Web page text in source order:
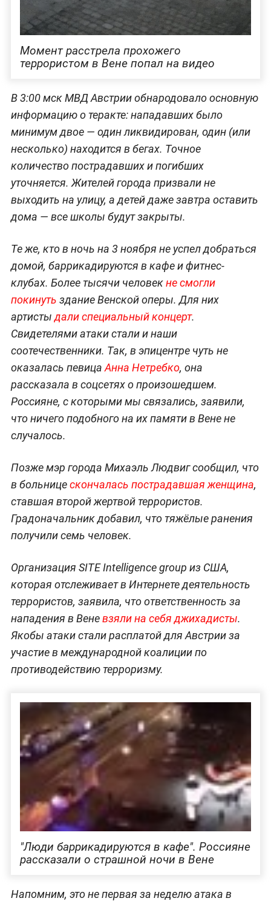
Момент расстрела прохожего
террористом в Вене попал на видео
В 3:00 мск МВД Австрии обнародовало основную
информацию о теракте: нападавших было
минимум двое — один ликвидирован, один (или
несколько) находится в бегах. Точное
количество пострадавших и погибших
уточняется. Жителей города призвали не
выходить на улицу, а детей даже завтра оставить
дома — все школы будут закрыты.
Те же, кто в ночь на 3 ноября не успел добраться
домой, баррикадируются в кафе и фитнес-
клубах. Более тысячи человекне смогли
покинуть здание Венской оперы. Для них
артистыдали специальный концерт.
Свидетелями атаки стали и наши
соотечественники. Так, в эпицентре чуть не
оказалась певица Анна Нетребко, она
рассказала в соцсетях о произошедшем.
Россияне, с которыми мы связались, заявили,
что ничего подобного на их памяти в Вене не
случалось.
Позже мэр города Михаэль Людвиг сообщил, что
в больницескончалась пострадавшая женщина,
ставшая второй жертвой террористов.
Градоначальник добавил, что тяжёлые ранения
получили семь человек.
Организация SITE Intelligence group из США,
которая отслеживает в Интернете деятельность
террористов, заявила, что ответственность за
нападения в Веневзяли на себя джихадисты.
Якобы атаки стали расплатой для Австрии за
участие в международной коалиции по
противодействию терроризму.
"Люди баррикадируются в кафе". Россияне
рассказали о страшной ночи в Вене
Напомним, это не первая за неделю атака в